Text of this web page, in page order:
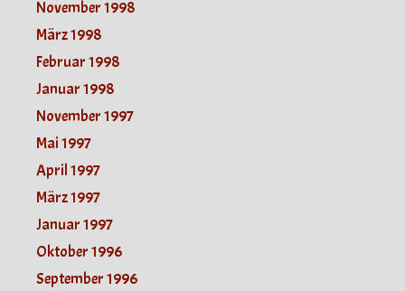
November 1998
März 1998
Februar 1998
Januar 1998
November 1997
Mai 1997
April 1997
März 1997
Januar 1997
Oktober 1996
September 1996